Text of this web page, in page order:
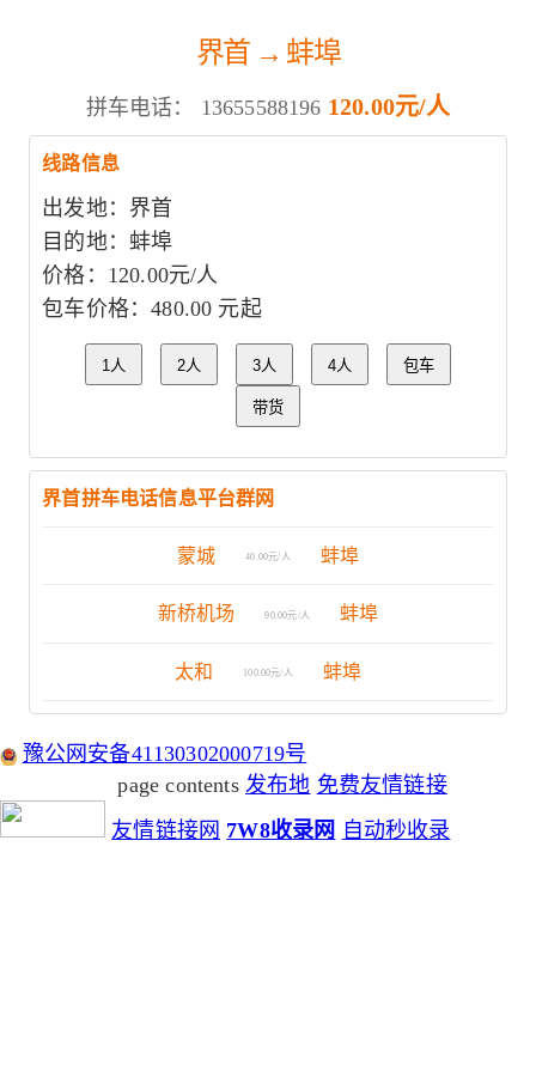
界首 → 蚌埠
拼车电话： 13655588196 120.00元/人
线路信息
出发地：界首
目的地：蚌埠
价格：120.00元/人
包车价格：480.00 元起
1人 2人 3人 4人 包车
带货
界首拼车电话信息平台群网
蒙城 40.00元/人 蚌埠
新桥机场 90.00元/人 蚌埠
太和 100.00元/人 蚌埠
豫公网安备41130302000719号
page contents 发布地 免费友情链接
友情链接网 7W8收录网 自动秒收录